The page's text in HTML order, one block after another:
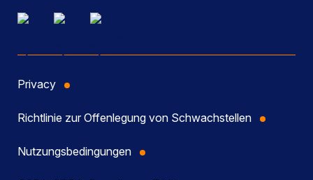
Privacy
Richtlinie zur Offenlegung von Schwachstellen
Nutzungsbedingungen